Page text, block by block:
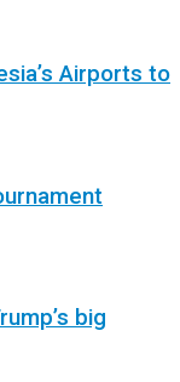
Airports to
big